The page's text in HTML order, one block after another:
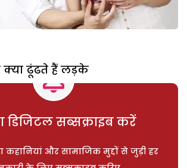
क्या ढूंढते हैं लड़के
डिजिटल सब्सक्राइब करें
कहानियां और सामाजिक मुद्दों से जुड़ी हर